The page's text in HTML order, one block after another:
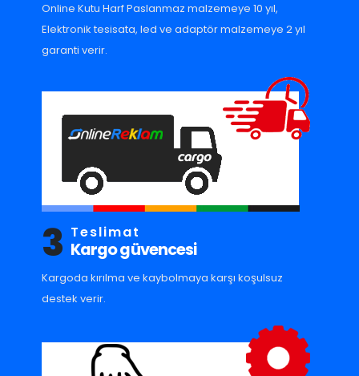
Online Kutu Harf Paslanmaz malzemeye 10 yıl,
Elektronik tesisata, led ve adaptör malzemeye 2 yıl
garanti verir.
3 Teslimat
Kargo güvencesi
Kargoda kırılma ve kaybolmaya karşı koşulsuz
destek verir.